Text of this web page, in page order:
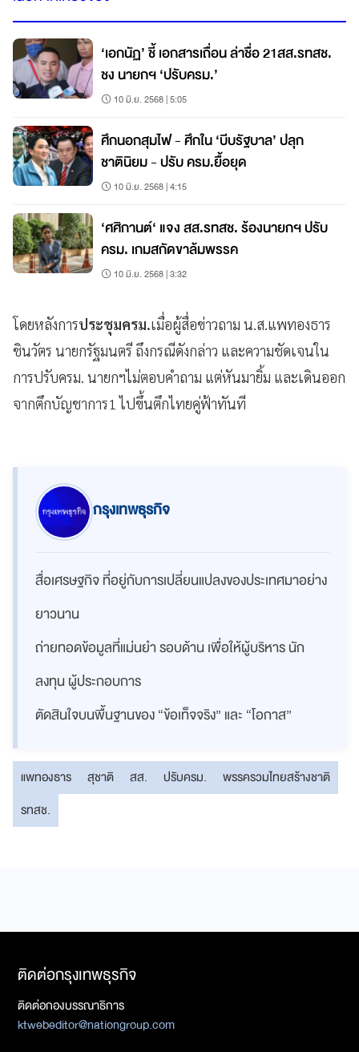
‘เอกนัฏ’ ชี้ เอกสารเถื่อน ล่าชื่อ 21สส.รทสช.
ชง นายกฯ ‘ปรับครม.’
10 มิ.ย. 2568 | 5:05
ศึกนอกสุมไฟ - ศึกใน ‘บีบรัฐบาล’ ปลุก
ชาตินิยม - ปรับ ครม.ยื้อยุด
10 มิ.ย. 2568 | 4:15
‘ศศิกานต์‘ แจง สส.รทสช. ร้องนายกฯ ปรับ
ครม. เกมสกัดขาล้มพรรค
10 มิ.ย. 2568 | 3:32
โดยหลังการประชุมครม.เมื่อผู้สื่อข่าวถาม น.ส.แพทองธาร
ชินวัตร นายกรัฐมนตรี ถึงกรณีดังกล่าว และความชัดเจนใน
การปรับครม. นายกฯไม่ตอบคำถาม แต่หันมายิ้ม และเดินออก
จากตึกบัญชาการ1 ไปขึ้นตึกไทยคู่ฟ้าทันที
กรุงเทพธุรกิจ
สื่อเศรษฐกิจ ที่อยู่กับการเปลี่ยนแปลงของประเทศมาอย่าง
ยาวนาน
ถ่ายทอดข้อมูลที่แม่นยำ รอบด้าน เพื่อให้ผู้บริหาร นัก
ลงทุน ผู้ประกอบการ
ตัดสินใจบนพื้นฐานของ “ข้อเท็จจริง” และ “โอกาส”
แพทองธาร สุชาติ สส. ปรับครม.
พรรครวมไทยสร้างชาติ
รทสช.
ติดต่อกรุงเทพธุรกิจ
ติดต่อกองบรรณาธิการ
ktwebeditor@nationgroup.com